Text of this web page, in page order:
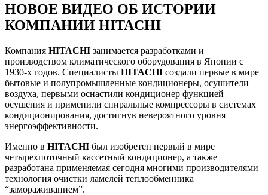
НОВОЕ ВИДЕО ОБ ИСТОРИИ
КОМПАНИИ HITACHI
Компания HITACHI занимается разработками и
производством климатического оборудования в Японии с
1930-х годов. Специалисты HITACHI создали первые в мире
бытовые и полупромышленные кондиционеры, осушители
воздуха, первыми оснастили кондиционер функцией
осушения и применили спиральные компрессоры в системах
кондиционирования, достигнув невероятного уровня
энергоэффективности.
Именно в HITACHI был изобретен первый в мире
четырехпоточный кассетный кондиционер, а также
разработана применяемая сегодня многими производителями
технология очистки ламелей теплообменника
“замораживанием”.